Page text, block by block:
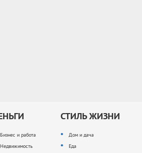
Бизнес и работа
Недвижимость
СТИЛЬ ЖИЗНИ
Дом и дача
Еда